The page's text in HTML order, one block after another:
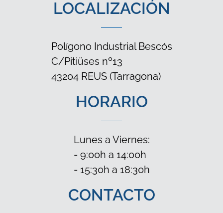
LOCALIZACIÓN
Polígono Industrial Bescós
C/Pitiüses nº13
43204 REUS (Tarragona)
HORARIO
Lunes a Viernes:
- 9:00h a 14:00h
- 15:30h a 18:30h
CONTACTO